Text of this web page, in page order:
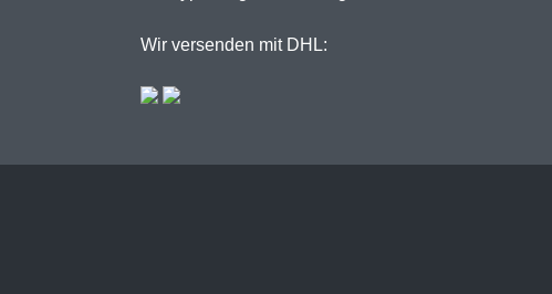
Wir versenden mit DHL: